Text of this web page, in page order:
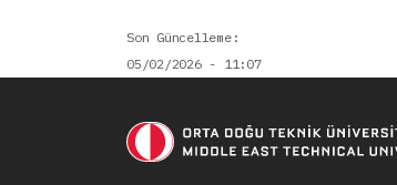
Son Güncelleme
05/02/2026 - 11:07